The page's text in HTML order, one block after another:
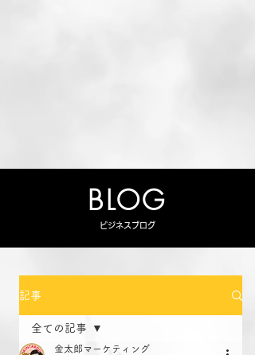
BLOG
ビジネスブログ
記事
全ての記事
金太郎マーケティング